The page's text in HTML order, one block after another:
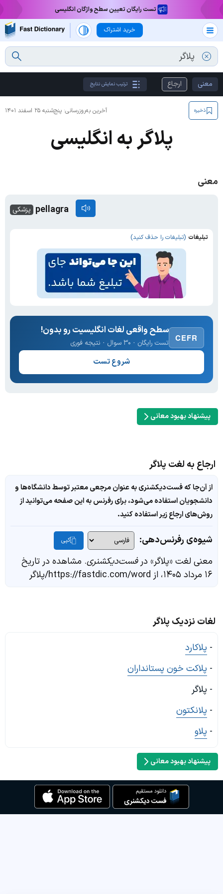
تست رایگان تعیین سطح واژگان انگلیسی
خرید اشتراک
معنی ارجاع ترتیب نمایش نتایج
آخرین به‌روزرسانی: پنج‌شنبه ۲۵ اسفند ۱۴۰۱ ذخیره
پلاگر به انگلیسی
معنی
پزشکی pellagra
تبلیغات (تبلیغات را حذف کنید)
CEFR
سطح واقعی لغات انگلیسیت رو بدون!
تست رایگان · ۳۰ سوال · نتیجه فوری
شروع تست
پیشنهاد بهبود معانی
ارجاع به لغت پلاگر
از آن‌جا که فست‌دیکشنری به عنوان مرجعی معتبر توسط دانشگاه‌ها و
دانشجویان استفاده می‌شود، برای رفرنس به این صفحه می‌توانید از
روش‌های ارجاع زیر استفاده کنید.
شیوه‌ی رفرنس‌دهی: کپی
معنی لغت «پلاگر» درفست‌دیکشنری. مشاهده در تاریخ
۱۶ مرداد ۱۴۰۵، از https://fastdic.com/word/پلاگر
لغات نزدیک پلاگر
- پلاکارد
- پلاکت خون پستانداران
- پلاگر
- پلانکتون
- پلاو
پیشنهاد بهبود معانی